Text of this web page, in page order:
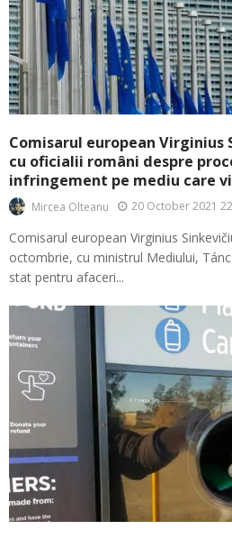
Comisarul european Virginius
cu oficialii români despre
infringement pe mediu care
Mircea Olteanu 20 October 2021
Comisarul european Virginius
octombrie, cu ministrul Mediului,
stat pentru afaceri...